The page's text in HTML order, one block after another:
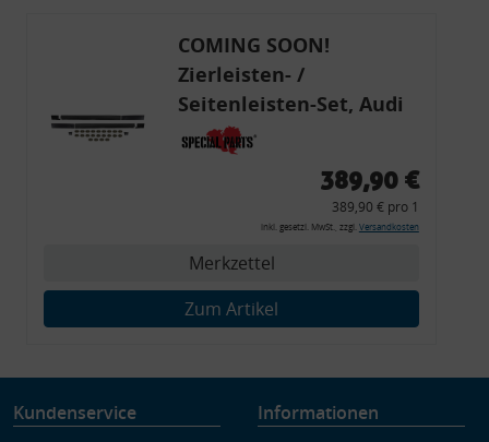
COMING SOON!
Zierleisten- /
Seitenleisten-Set, Audi
80 Cabrio, Coupe, S2, (6x
Zierleiste, 2x Kappe,
Montagewerkzeug)
389,90 €
389,90 € pro 1
inkl. gesetzl. MwSt., zzgl. Versandkosten
Merkzettel
Zum Artikel
Kundenservice Informationen